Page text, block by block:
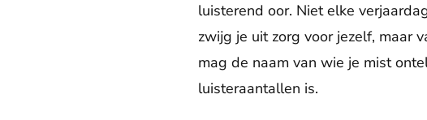
luisterend oor. Niet elke
zwijg je uit zorg voor jezelf, maar
mag de naam van wie je mist
luisteraantallen is.